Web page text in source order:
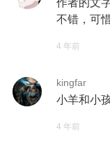
作者的文
不错，可
4 年前
kingfar
小羊和小
4 年前